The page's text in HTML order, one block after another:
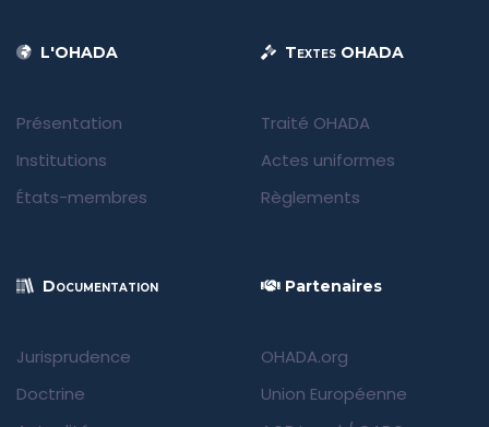
L'OHADA
Présentation
Institutions
États-membres
Textes OHADA
Traité OHADA
Actes uniformes
Règlements
Documentation
Jurisprudence
Doctrine
Partenaires
OHADA.org
Union Européenne